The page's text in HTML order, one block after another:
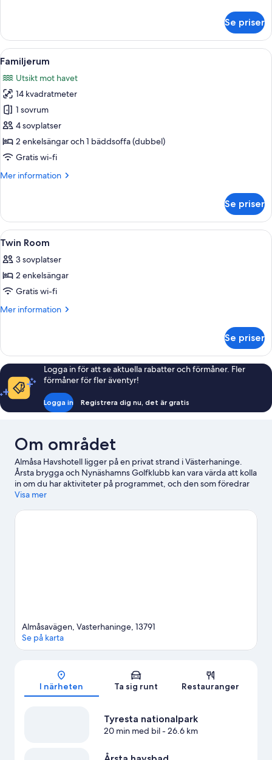
Room
Se priser
Öppna
alla
foton
för
Familjerum
Ett hotellrum med en stor säng, ett
7
Familjerum
Utsikt mot havet
14 kvadratmeter
1 sovrum
4 sovplatser
2 enkelsängar och 1 bäddsoffa (dubbel)
Gratis wi-fi
Mer information
Mer
Se priser
Öppna
alla
foton
för
Twin
Room
Ett hotellrum med en säng, en stol,
7
Twin Room
3 sovplatser
2 enkelsängar
Gratis wi-fi
Mer information
Mer
Room
Se priser
Logga in för att se aktuella rabatter och förmåner. Fler
förmåner för fler äventyr!
Logga in Registrera dig nu, det är gratis
Om området
Almåsa Havshotell ligger på en privat strand i Västerhaninge.
Årsta brygga och Nynäshamns Golfklubb kan vara värda att kolla
in om du har aktiviteter på programmet, och den som föredrar
att se områdets turistattraktioner kan besöka Nynäshamns
området med vattenaktiviteter som bad eller andra äventyr som
Visa mer
Karta
Almåsavägen, Vasterhaninge, 13791
Se på karta
I närheten Ta sig runt Restauranger
Tyresta nationalpark
20 min med bil- 26.6 km